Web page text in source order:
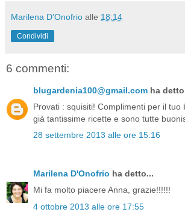
Marilena D'Onofrio alle 18:14
Condividi
6 commenti:
blugardenia100@gmail.com ha
Provati : squisiti! Complimenti per il tuo
già tantissime ricette e sono tutte
28 settembre 2013 alle ore 15:16
Marilena D'Onofrio ha detto...
Mi fa molto piacere Anna, grazie!!!!!!
4 ottobre 2013 alle ore 17:55